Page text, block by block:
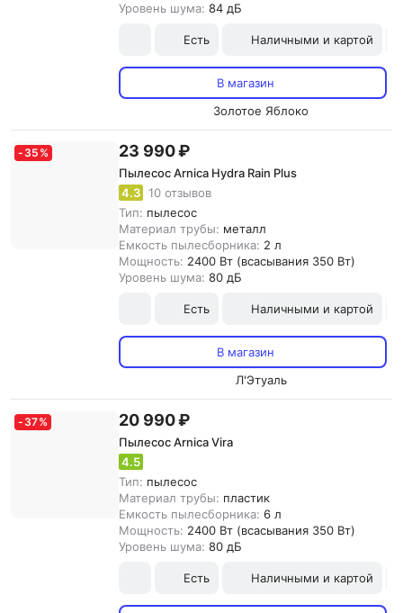
Уровень шума: 84 дБ
Есть Наличными и картой
В магазин
Золотое Яблоко
- 35 % 23 990 ₽
Пылесос Arnica Hydra Rain Plus
4.3 10 отзывов
Тип: пылесос
Материал трубы: металл
Емкость пылесборника: 2 л
Мощность: 2400 Вт (всасывания 350 Вт)
Уровень шума: 80 дБ
Есть Наличными и картой
В магазин
Л'Этуаль
- 37% 20 990 ₽
Пылесос Arnica Vira
4.5
Тип: пылесос
Материал трубы: пластик
Емкость пылесборника: 6 л
Мощность: 2400 Вт (всасывания 350 Вт)
Уровень шума: 80 дБ
Есть Наличными и картой